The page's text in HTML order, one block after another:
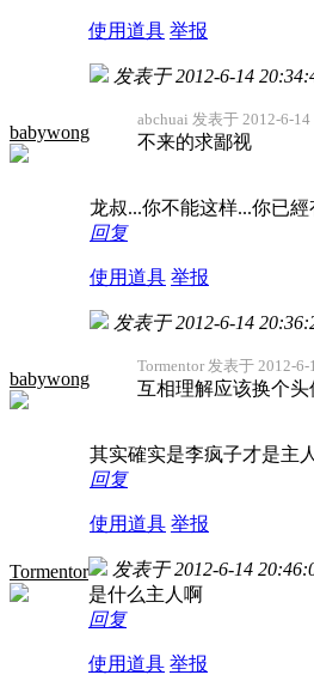
使用道具 举报
babywong
发表于 2012-6-14
abchuai 发表于 2012-6-14
不来的求鄙视
龙叔...你不能这样...你已
回复
使用道具 举报
babywong
发表于 2012-6-14
Tormentor 发表于 2012-6-
互相理解应该换个头
其实確实是李疯子才是主人
回复
使用道具 举报
Tormentor 发表于 2012-6-14
是什么主人啊
回复
使用道具 举报